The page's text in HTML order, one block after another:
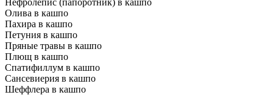
Нефролепис (папоротник) в кашпо
Олива в кашпо
Пахира в кашпо
Петуния в кашпо
Пряные травы в кашпо
Плющ в кашпо
Спатифиллум в кашпо
Сансевиерия в кашпо
Шеффлера в кашпо